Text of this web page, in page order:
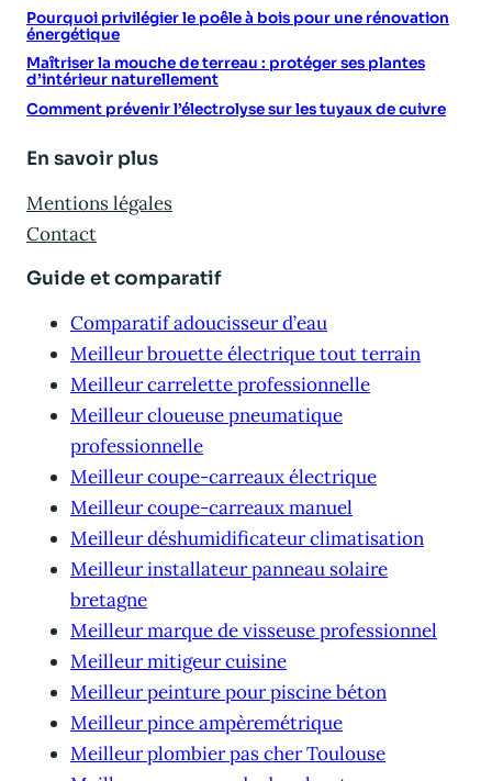
Pourquoi privilégier le poêle à bois pour une rénovation
énergétique
Maîtriser la mouche de terreau : protéger ses plantes
d’intérieur naturellement
Comment prévenir l’électrolyse sur les tuyaux de cuivre
En savoir plus
Mentions légales
Contact
Guide et comparatif
Comparatif adoucisseur d’eau
Meilleur brouette électrique tout terrain
Meilleur carrelette professionnelle
Meilleur cloueuse pneumatique
professionnelle
Meilleur coupe-carreaux électrique
Meilleur coupe-carreaux manuel
Meilleur déshumidificateur climatisation
Meilleur installateur panneau solaire
bretagne
Meilleur marque de visseuse professionnel
Meilleur mitigeur cuisine
Meilleur peinture pour piscine béton
Meilleur pince ampèremétrique
Meilleur plombier pas cher Toulouse